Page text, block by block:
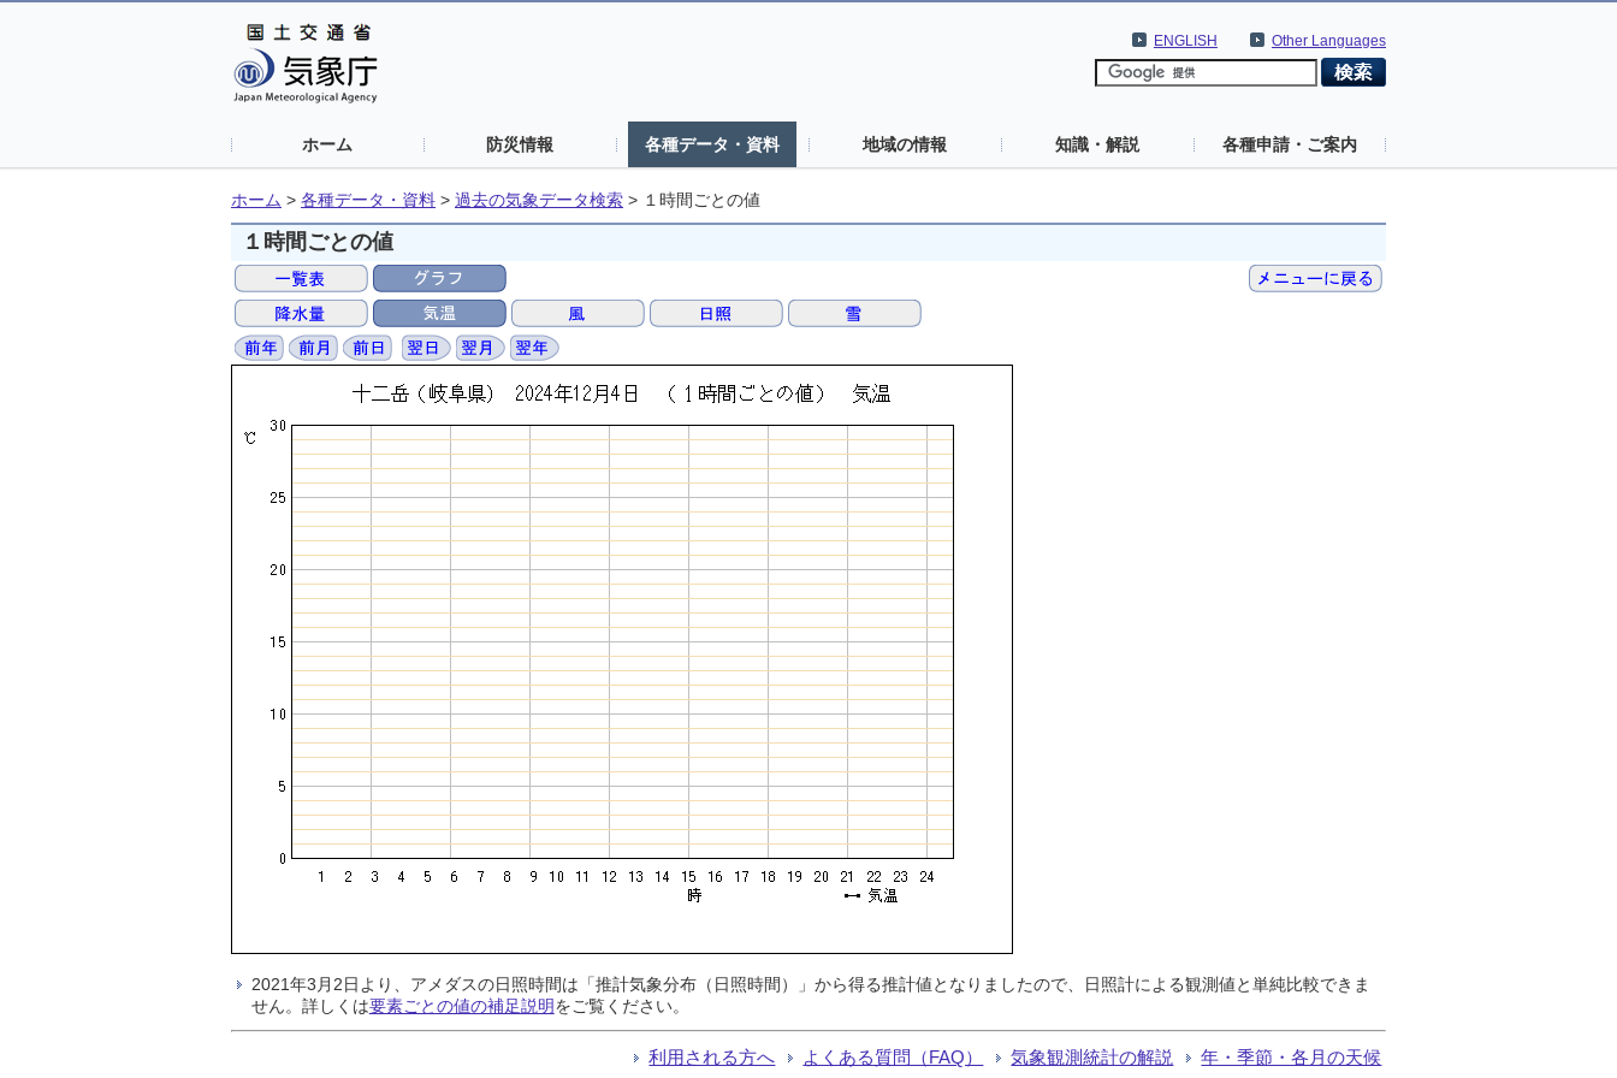
Other Languages
ENGLISH
ホーム 防災情報 各種データ・資料 地域の情報 知識・解説 各種申請・ご案内
ホーム > 各種データ・資料 > 過去の気象データ検索 > １時間ごとの値
１時間ごとの値
2021年3月2日より、アメダスの日照時間は「推計気象分布（日照時間）」から得る推計値となりましたので、日照計による観測値と単純比較できま
せん。詳しくは要素ごとの値の補足説明をご覧ください。
利用される方へ よくある質問（FAQ） 気象観測統計の解説 年・季節・各月の天候